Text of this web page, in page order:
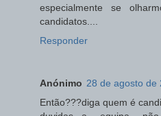
especialmente se
candidatos....
Responder
Anónimo 28 de agosto de
Então???diga quem é